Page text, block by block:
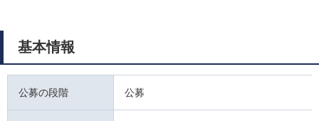
基本情報
公募の段階 公募